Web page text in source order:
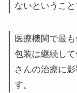
ないということ
医療機関で最
包装は継続し
さんの治療に
す。